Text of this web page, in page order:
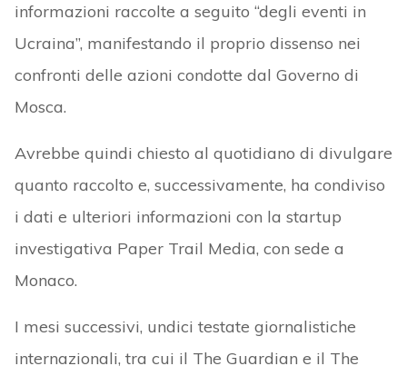
informazioni raccolte a seguito “degli eventi in
Ucraina”, manifestando il proprio dissenso nei
confronti delle azioni condotte dal Governo di
Mosca.
Avrebbe quindi chiesto al quotidiano di divulgare
quanto raccolto e, successivamente, ha condiviso
i dati e ulteriori informazioni con la startup
investigativa Paper Trail Media, con sede a
Monaco.
I mesi successivi, undici testate giornalistiche
internazionali, tra cui il The Guardian e il The